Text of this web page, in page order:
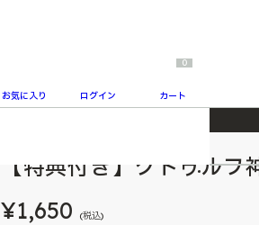
お気に入り ログイン
0
カート
【特典付き】クトゥル
¥1,650 (税込)